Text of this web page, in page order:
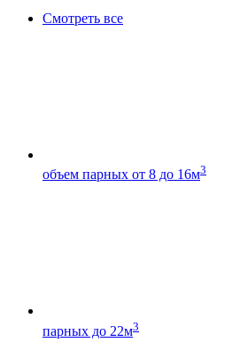
Смотреть все
объем парных от 8 до 16м3
парных до 22м3